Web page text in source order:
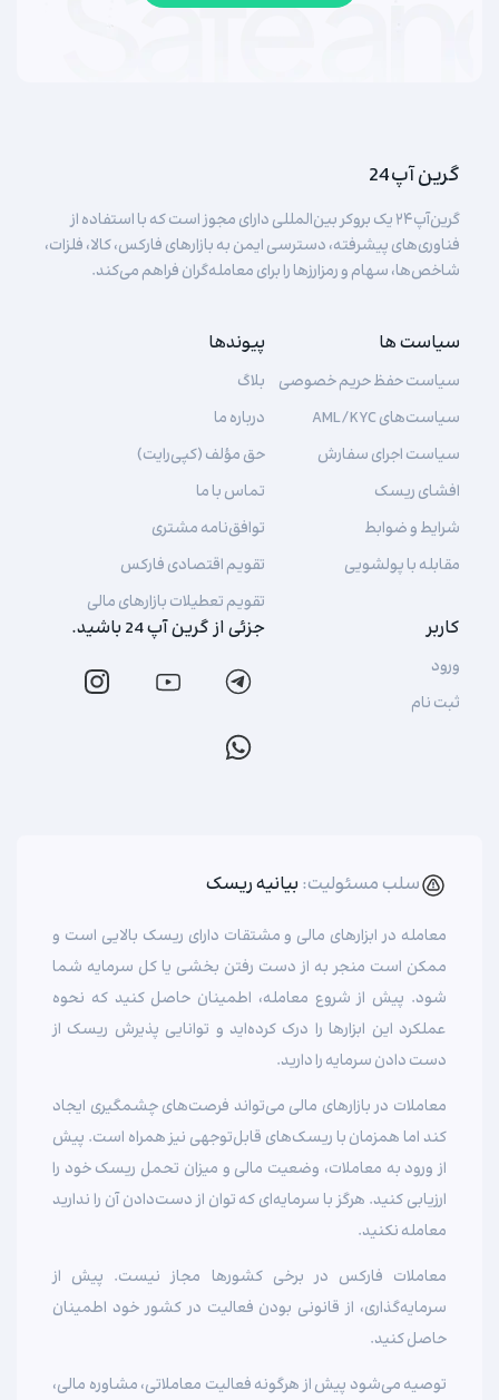
گرین آپ 24
گرین‌آپ۲۴ یک بروکر بین‌المللی دارای مجوز است که با استفاده از
فناوری‌های پیشرفته، دسترسی ایمن به بازارهای فارکس، کالا، فلزات،
شاخص‌ها، سهام و رمزارزها را برای معامله‌گران فراهم می‌کند.
سیاست ها
سیاست حفظ حریم خصوصی
سیاست‌های AML/KYC
سیاست اجرای سفارش
افشای ریسک
شرایط و ضوابط
مقابله با پولشویی
پیوندها
بلاگ
درباره ما
حق مؤلف (کپی‌رایت)
تماس با ما
توافق‌نامه مشتری
تقویم اقتصادی فارکس
تقویم تعطیلات بازارهای مالی
کاربر
ورود
ثبت نام
جزئی از گرین آپ 24 باشید.
سلب مسئولیت: بیانیه ریسک
معامله در ابزارهای مالی و مشتقات دارای ریسک بالایی است و
ممکن است منجر به از دست رفتن بخشی یا کل سرمایه شما
شود. پیش از شروع معامله، اطمینان حاصل کنید که نحوه
عملکرد این ابزارها را درک کرده‌اید و توانایی پذیرش ریسک از
دست دادن سرمایه را دارید.
معاملات در بازارهای مالی می‌تواند فرصت‌های چشمگیری ایجاد
کند اما همزمان با ریسک‌های قابل‌توجهی نیز همراه است. پیش
از ورود به معاملات، وضعیت مالی و میزان تحمل ریسک خود را
ارزیابی کنید. هرگز با سرمایه‌ای که توان از دست‌دادن آن را ندارید
معامله نکنید.
معاملات فارکس در برخی کشورها مجاز نیست. پیش از
سرمایه‌گذاری، از قانونی بودن فعالیت در کشور خود اطمینان
حاصل کنید.
توصیه می‌شود پیش از هرگونه فعالیت معاملاتی، مشاوره مالی،